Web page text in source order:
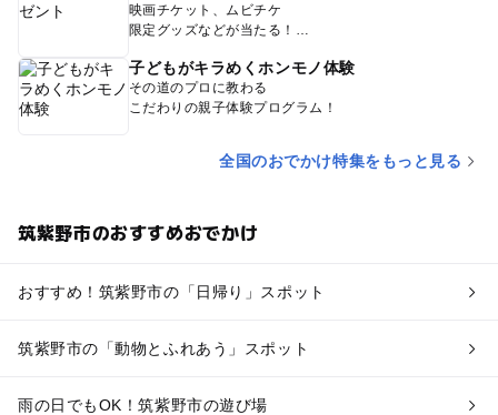
映画チケット、ムビチケ
限定グッズなどが当たる！
子どもがキラめくホンモノ体験
その道のプロに教わる
こだわりの親子体験プログラム！
全国のおでかけ特集をもっと見る
筑紫野市のおすすめおでかけ
おすすめ！筑紫野市の「日帰り」スポット
筑紫野市の「動物とふれあう」スポット
雨の日でもOK！筑紫野市の遊び場